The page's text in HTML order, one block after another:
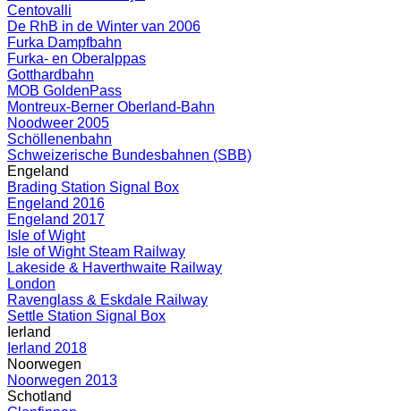
Centovalli
De RhB in de Winter van 2006
Furka Dampfbahn
Furka- en Oberalppas
Gotthardbahn
MOB GoldenPass
Montreux-Berner Oberland-Bahn
Noodweer 2005
Schöllenenbahn
Schweizerische Bundesbahnen (SBB)
Engeland
Brading Station Signal Box
Engeland 2016
Engeland 2017
Isle of Wight
Isle of Wight Steam Railway
Lakeside & Haverthwaite Railway
London
Ravenglass & Eskdale Railway
Settle Station Signal Box
Ierland
Ierland 2018
Noorwegen
Noorwegen 2013
Schotland